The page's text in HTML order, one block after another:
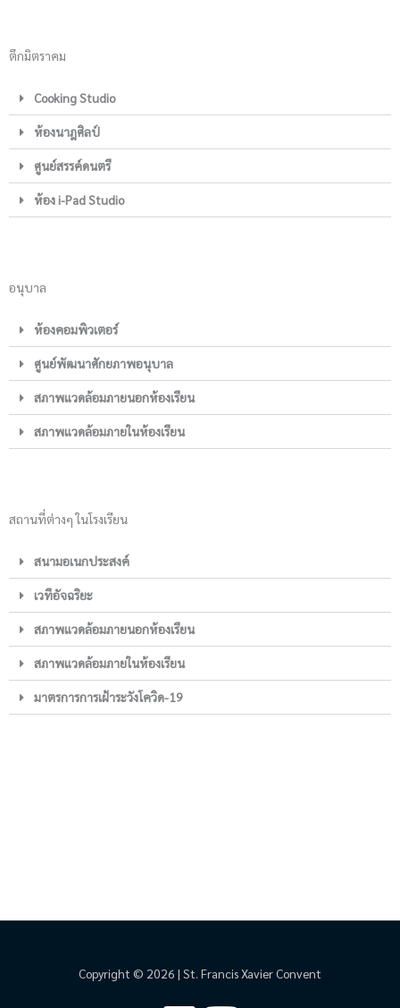
ตึกมิตราคม
Cooking Studio
ห้องนาฎศิลป์
ศูนย์สรรค์ดนตรี
ห้อง i-Pad Studio
อนุบาล
ห้องคอมพิวเตอร์
ศูนย์พัฒนาศักยภาพอนุบาล
สภาพแวดล้อมภายนอกห้องเรียน
สภาพแวดล้อมภายในห้องเรียน
สถานที่ต่างๆ ในโรงเรียน
สนามอเนกประสงค์
เวทีอัจฉริยะ
สภาพแวดล้อมภายนอกห้องเรียน
สภาพแวดล้อมภายในห้องเรียน
มาตรการการเฝ้าระวังโควิด-19
Copyright © 2026 | St. Francis Xavier Convent